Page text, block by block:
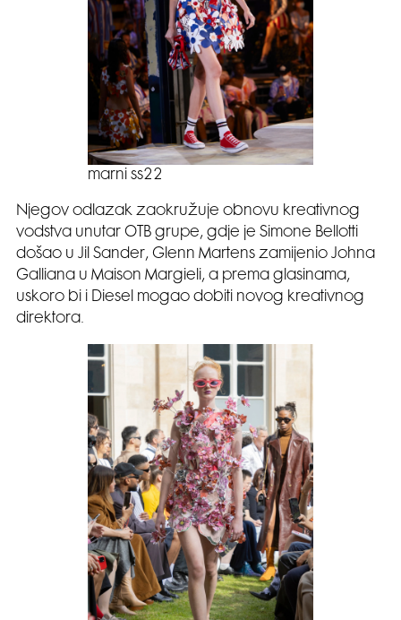
marni ss22
Njegov odlazak zaokružuje obnovu kreativnog
vodstva unutar OTB grupe, gdje je Simone Bellotti
došao u Jil Sander, Glenn Martens zamijenio Johna
Galliana u Maison Margieli, a prema glasinama,
uskoro bi i Diesel mogao dobiti novog kreativnog
direktora.